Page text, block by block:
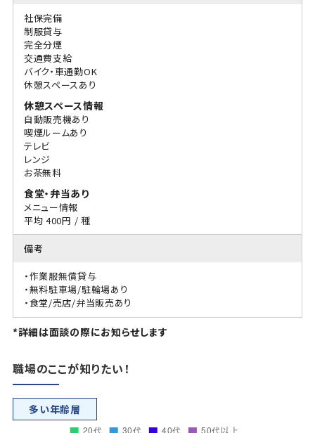
社保完備
制服貸与
完全分煙
交通費支給
バイク・車通勤OK
休憩スペースあり
休憩スペース情報
自動販売機あり
喫煙ルームあり
テレビ
レンジ
お茶無料
食堂・弁当あり
メニュー情報
平均 400円 / 種
備考
・作業服無償貸与
・無料駐車場/駐輪場あり
・食堂/売店/弁当販売あり
*詳細は面談の際にお知らせします
職場のここが知りたい！
多い年齢層